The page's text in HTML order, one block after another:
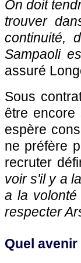
On doit
trouver
continuité,
Sampaoli
assuré
Sous
être
espère
ne préfère
recruter
voir s'il y a
a la
respecter
Quel